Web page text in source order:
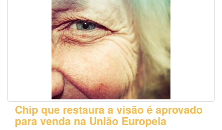
Chip que restaura a visão é aprovado
para venda na União Europeia